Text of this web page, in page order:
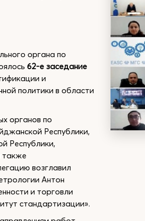
органа по
62-е заседание
и
политики в области
органов по
Республики,
Республики,
также
возглавил
Антон
и торговли
стандартизации».